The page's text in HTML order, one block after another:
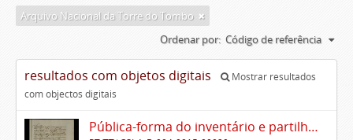
Arquivo Nacional da Torre do Tombo
Ordenar por: Código de referência
resultados com objetos digitais
Mostrar resultados
com objectos digitais
Pública-forma do inventário e partilhas dos bens de Vasco Queimado